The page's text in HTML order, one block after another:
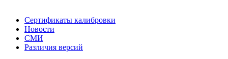
Сертификаты калибровки
Новости
СМИ
Различия версий